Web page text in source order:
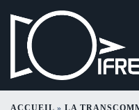
ACCUEIL » LA